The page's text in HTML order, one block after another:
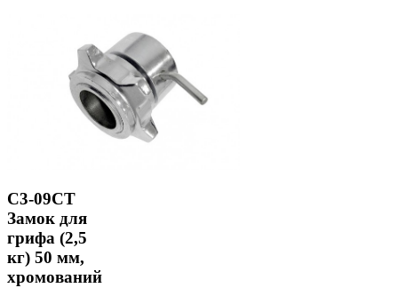
C3-09CT
Замок для
грифа (2,5
кг) 50 мм,
хромований